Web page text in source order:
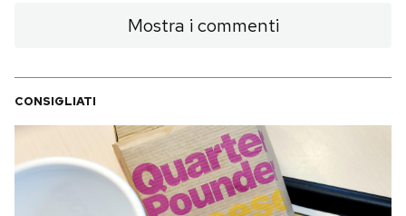
Mostra i commenti
CONSIGLIATI